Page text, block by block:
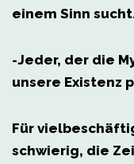
einem Sinn
-Jeder, der die
unsere Existenz
Für
schwierig, die